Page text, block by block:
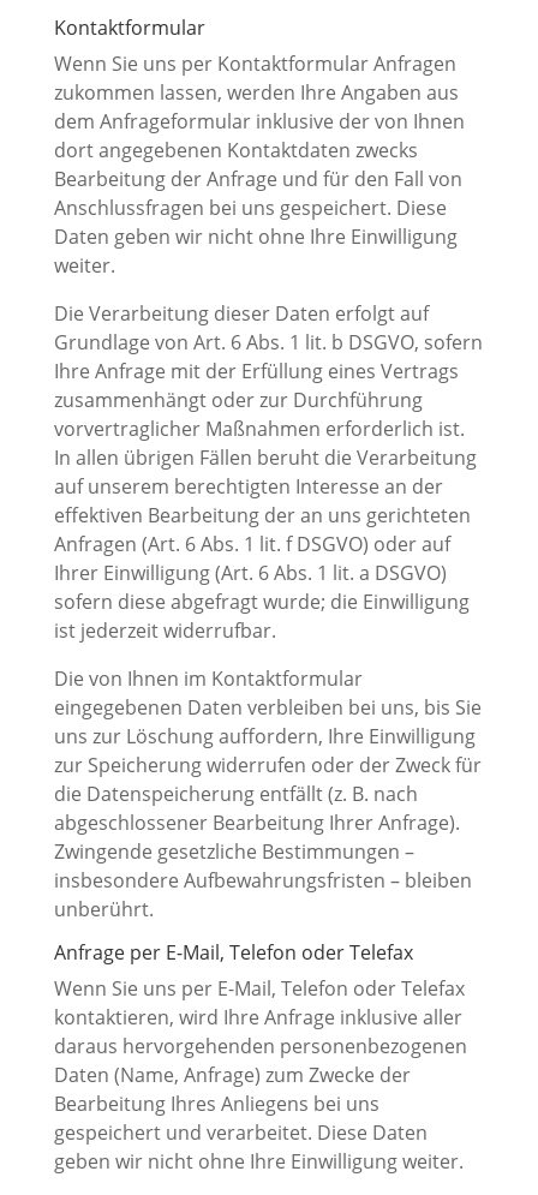
Kontaktformular
Wenn Sie uns per Kontaktformular Anfragen
zukommen lassen, werden Ihre Angaben aus
dem Anfrageformular inklusive der von Ihnen
dort angegebenen Kontaktdaten zwecks
Bearbeitung der Anfrage und für den Fall von
Anschlussfragen bei uns gespeichert. Diese
Daten geben wir nicht ohne Ihre Einwilligung
weiter.
Die Verarbeitung dieser Daten erfolgt auf
Grundlage von Art. 6 Abs. 1 lit. b DSGVO, sofern
Ihre Anfrage mit der Erfüllung eines Vertrags
zusammenhängt oder zur Durchführung
vorvertraglicher Maßnahmen erforderlich ist.
In allen übrigen Fällen beruht die Verarbeitung
auf unserem berechtigten Interesse an der
effektiven Bearbeitung der an uns gerichteten
Anfragen (Art. 6 Abs. 1 lit. f DSGVO) oder auf
Ihrer Einwilligung (Art. 6 Abs. 1 lit. a DSGVO)
sofern diese abgefragt wurde; die Einwilligung
ist jederzeit widerrufbar.
Die von Ihnen im Kontaktformular
eingegebenen Daten verbleiben bei uns, bis Sie
uns zur Löschung auffordern, Ihre Einwilligung
zur Speicherung widerrufen oder der Zweck für
die Datenspeicherung entfällt (z. B. nach
abgeschlossener Bearbeitung Ihrer Anfrage).
Zwingende gesetzliche Bestimmungen –
insbesondere Aufbewahrungsfristen – bleiben
unberührt.
Anfrage per E-Mail, Telefon oder Telefax
Wenn Sie uns per E-Mail, Telefon oder Telefax
kontaktieren, wird Ihre Anfrage inklusive aller
daraus hervorgehenden personenbezogenen
Daten (Name, Anfrage) zum Zwecke der
Bearbeitung Ihres Anliegens bei uns
gespeichert und verarbeitet. Diese Daten
geben wir nicht ohne Ihre Einwilligung weiter.